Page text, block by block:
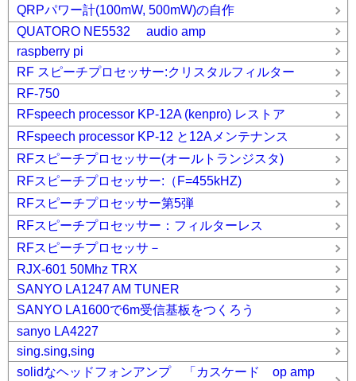
QRPパワー計(100mW, 500mW)の自作
QUATORO NE5532 audio amp
raspberry pi
RF スピーチプロセッサー:クリスタルフィルター
RF-750
RFspeech processor KP-12A (kenpro) レストア
RFspeech processor KP-12 と12Aメンテナンス
RFスピーチプロセッサー(オールトランジスタ)
RFスピーチプロセッサー:（F=455kHZ)
RFスピーチプロセッサー第5弾
RFスピーチプロセッサー：フィルターレス
RFスピーチプロセッサ－
RJX-601 50Mhz TRX
SANYO LA1247 AM TUNER
SANYO LA1600で6m受信基板をつくろう
sanyo LA4227
sing.sing,sing
solidなヘッドフォンアンプ 「カスケード op amp